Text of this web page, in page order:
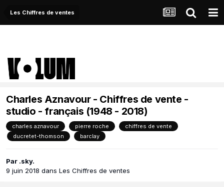
Les Chiffres de ventes
Charles Aznavour - Chiffres de vente -
studio - français (1948 - 2018)
charles aznavour pierre roche
chiffres de vente
ducretet-thomson
barclay
Par .sky.
9 juin 2018 dans Les Chiffres de ventes